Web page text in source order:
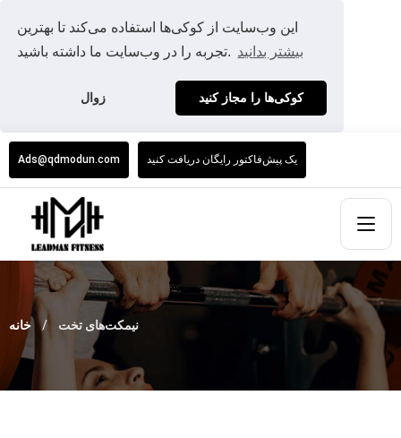
این وب‌سایت از کوکی‌ها استفاده می‌کند تا بهترین
تجربه را در وب‌سایت ما داشته باشید. بیشتر بدانید
زوال کوکی‌ها را مجاز کنید
Ads@qdmodun.com یک پیش‌فاکتور رایگان دریافت کنید
خانه نیمکت‌های تخت